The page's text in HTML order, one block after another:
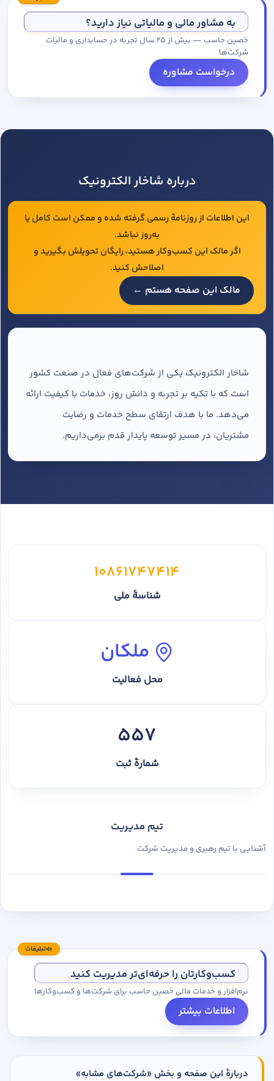
به مشاور مالی و مالیاتی نیاز دارید؟
حَصین حاسب — بیش از ۲۵ سال تجربه در حسابداری و مالیات
شرکت‌ها
درخواست مشاوره
درباره شاخار الکترونیک
این اطلاعات از روزنامهٔ رسمی گرفته شده و ممکن است کامل یا
به‌روز نباشد.
اگر مالک این کسب‌وکار هستید، رایگان تحویلش بگیرید و
اصلاحش کنید.
مالک این صفحه هستم ←
شاخار الکترونیک یکی از شرکت‌های فعال در صنعت کشور
است که با تکیه بر تجربه و دانش روز، خدمات با کیفیت ارائه
می‌دهد. ما با هدف ارتقای سطح خدمات و رضایت
مشتریان، در مسیر توسعه پایدار قدم برمی‌داریم.
10861747414
شناسهٔ ملی
ملکان
محل فعالیت
557
شمارهٔ ثبت
تیم مدیریت
آشنایی با تیم رهبری و مدیریت شرکت
تبلیغات
کسب‌وکارتان را حرفه‌ای‌تر مدیریت کنید
نرم‌افزار و خدمات مالی حَصین حاسب برای شرکت‌ها و کسب‌وکارها
اطلاعات بیشتر
دربارهٔ این صفحه و بخش «شرکت‌های مشابه»